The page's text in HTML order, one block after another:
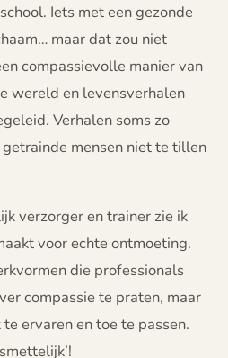
Iets met een gezonde
maar dat zou niet
compassievolle manier van
wereld en levensverhalen
Verhalen soms zo
mensen niet te tillen
verzorger en trainer zie ik
voor echte ontmoeting.
die professionals
compassie te praten, maar
ervaren en toe te passen.